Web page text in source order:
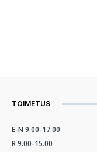
TOIMETUS
E-N 9.00-17.00
R 9.00-15.00